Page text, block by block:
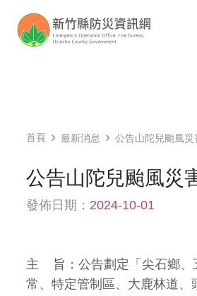
首頁 最新消息 公告山陀兒颱風災
公告山陀兒颱風災
發佈日期： 2024-10-01
主 旨：公告劃定「尖石鄉、
常、特定管制區、大鹿林道、